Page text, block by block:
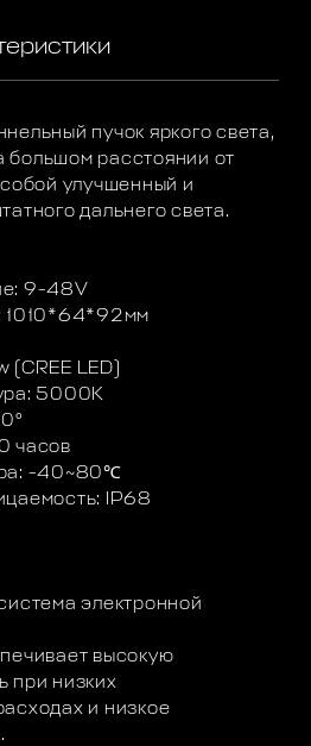
пучок яркого света,
расстоянии от
улучшенный и
дальнего света.
9-48V
1010*64*92мм
LED)
5000K
часов
-40~80℃
IP68
электронной
высокую
при низких
и низкое